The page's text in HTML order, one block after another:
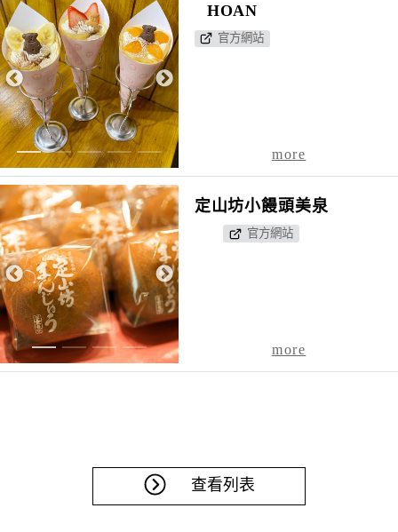
1 2 3 4 5
HOAN
官方網站
more
1 2 3 4
定山坊小饅頭美泉
官方網站
more
查看列表